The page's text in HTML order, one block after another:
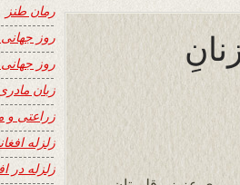
رمان طنز
روز
روز جهانی
زبان
زراعتی و
زلزله
زلزله در